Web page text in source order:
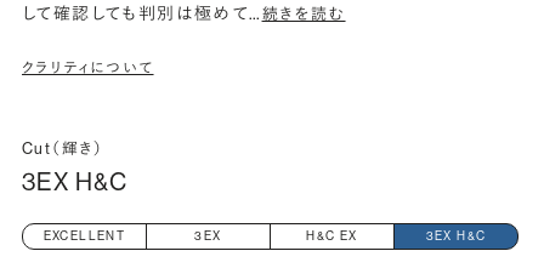
して確認しても判別は極めて…続きを読む
クラリティについて
Cut（輝き）
3EX H&C
EXCELLENT 3EX H&C EX 3EX H&C